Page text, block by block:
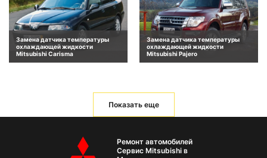
Замена датчика температуры
охлаждающей жидкости
Mitsubishi Carisma
Замена датчика температуры
охлаждающей жидкости
Mitsubishi Pajero
Показать еще
Ремонт автомобилей
Сервис Mitsubishi в